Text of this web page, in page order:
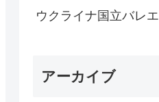
ウクライナ国立バレエ
アーカイブ